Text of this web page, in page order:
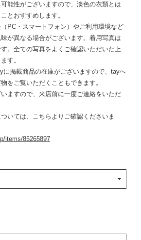
能性がございますので、淡色の衣類とは
とおすすめします。
PC・スマートフォン）やご利用環境など
が異なる場合がございます。着用写真は
。全ての写真をよくご確認いただいた上
す。
掲載商品の在庫がございますので、tayへ
をご覧いただくこともできます。
ますので、来店前に一度ご連絡をいただ
いては、こちらよりご確認くださいま
items/85265897